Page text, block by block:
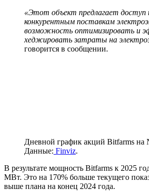
«Этот объект предлагает доступ
конкурентным поставкам
возможность оптимизировать и
хеджировать затраты на
говорится в сообщении.
Дневной график акций Bitfarms на
Данные: Finviz.
В результате мощность Bitfarms к 2025
МВт. Это на 170% больше текущего
выше плана на конец 2024 года.